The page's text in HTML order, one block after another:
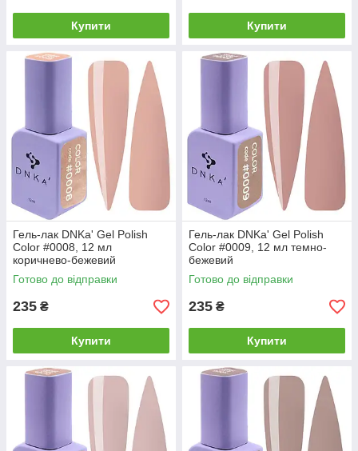
Купити Купити
Гель-лак DNKa' Gel Polish
Color #0008, 12 мл
коричнево-бежевий
Готово до відправки
235 ₴
Купити
Гель-лак DNKa' Gel Polish
Color #0009, 12 мл темно-
бежевий
Готово до відправки
235 ₴
Купити